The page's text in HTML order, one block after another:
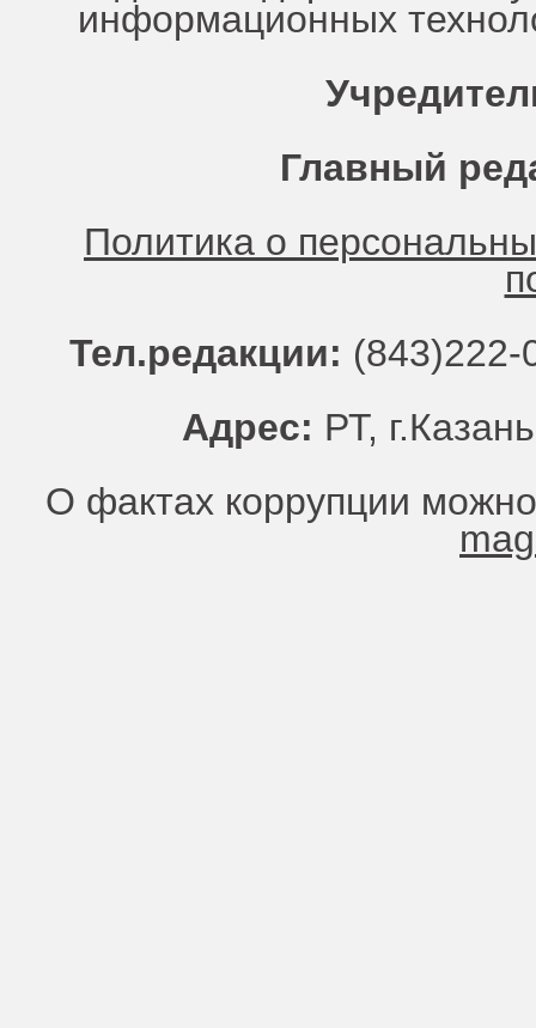
информационных
Главный
Политика о
Тел.редакции:
Адрес: РТ,
О фактах коррупции